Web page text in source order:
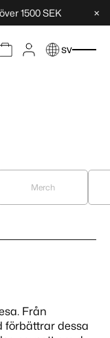
1500 SEK ×
sv
Merch
Från
förbättrar dessa